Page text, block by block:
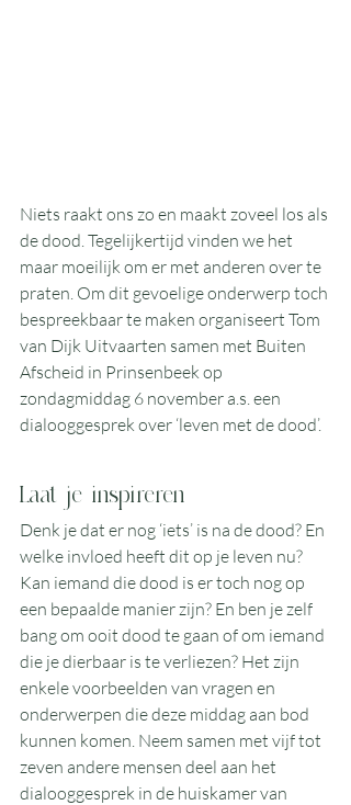
Niets raakt ons zo en maakt zoveel los als
de dood. Tegelijkertijd vinden we het
maar moeilijk om er met anderen over te
praten. Om dit gevoelige onderwerp toch
bespreekbaar te maken organiseert Tom
van Dijk Uitvaarten samen met Buiten
Afscheid in Prinsenbeek op
zondagmiddag 6 november a.s. een
dialooggesprek over ‘leven met de dood’.
Laat je inspireren
Denk je dat er nog ‘iets’ is na de dood? En
welke invloed heeft dit op je leven nu?
Kan iemand die dood is er toch nog op
een bepaalde manier zijn? En ben je zelf
bang om ooit dood te gaan of om iemand
die je dierbaar is te verliezen? Het zijn
enkele voorbeelden van vragen en
onderwerpen die deze middag aan bod
kunnen komen. Neem samen met vijf tot
zeven andere mensen deel aan het
dialooggesprek in de huiskamer van